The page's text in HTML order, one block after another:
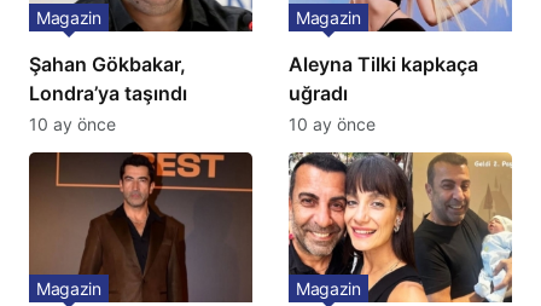
Şahan Gökbakar,
Londra’ya taşındı
Magazin
10 ay önce
Aleyna Tilki kapkaça
uğradı
Magazin
10 ay önce
Magazin Magazin